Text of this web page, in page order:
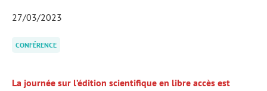
27/03/2023
CONFÉRENCE
La journée sur l’édition scientifique en libre accès est